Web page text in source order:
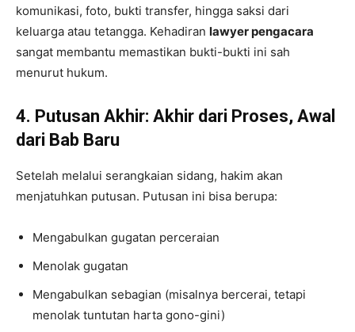
komunikasi, foto, bukti transfer, hingga saksi dari
keluarga atau tetangga. Kehadiran lawyer pengacara
sangat membantu memastikan bukti-bukti ini sah
menurut hukum.
4. Putusan Akhir: Akhir dari Proses, Awal
dari Bab Baru
Setelah melalui serangkaian sidang, hakim akan
menjatuhkan putusan. Putusan ini bisa berupa:
Mengabulkan gugatan perceraian
Menolak gugatan
Mengabulkan sebagian (misalnya bercerai, tetapi
menolak tuntutan harta gono-gini)